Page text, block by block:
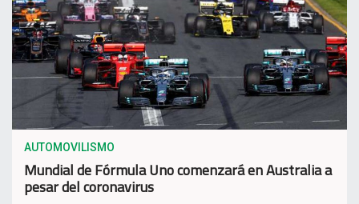
AUTOMOVILISMO
Mundial de Fórmula Uno comenzará en Australia a
pesar del coronavirus